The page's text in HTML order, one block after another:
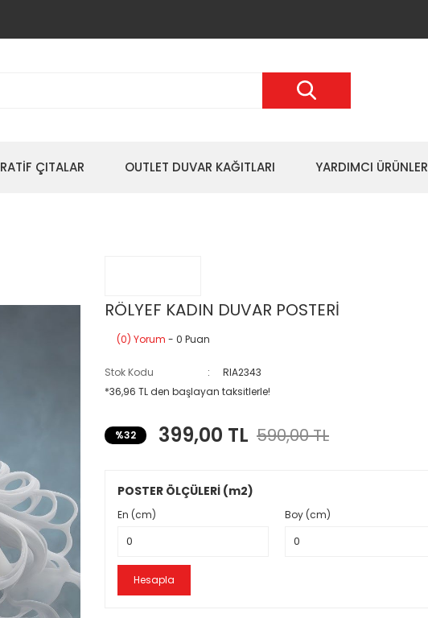
ÇITALAR OUTLET DUVAR KAĞITLARI YARDIMCI ÜRÜNLER
RÖLYEF KADIN DUVAR POSTERİ
(0) Yorum - 0 Puan
Stok Kodu
RIA2343
*36,96 TL den başlayan taksitlerle!
%32 399,00 TL 590,00 TL
POSTER ÖLÇÜLERİ (m2)
En (cm) Boy (cm)
Hesapla